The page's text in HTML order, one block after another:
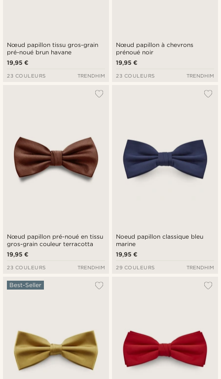
Nœud papillon tissu gros-grain
pré-noué brun havane
19,95 €
23 COULEURS TRENDHIM
Nœud papillon à chevrons
prénoué noir
19,95 €
23 COULEURS TRENDHIM
Nœud papillon pré-noué en tissu
gros-grain couleur terracotta
19,95 €
23 COULEURS TRENDHIM
Noeud papillon classique bleu
marine
19,95 €
29 COULEURS TRENDHIM
Best-Seller